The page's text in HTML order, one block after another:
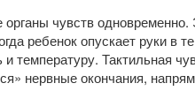
органы чувств
ребенок опускает руки в
и температуру. Тактильная
нервные окончания,